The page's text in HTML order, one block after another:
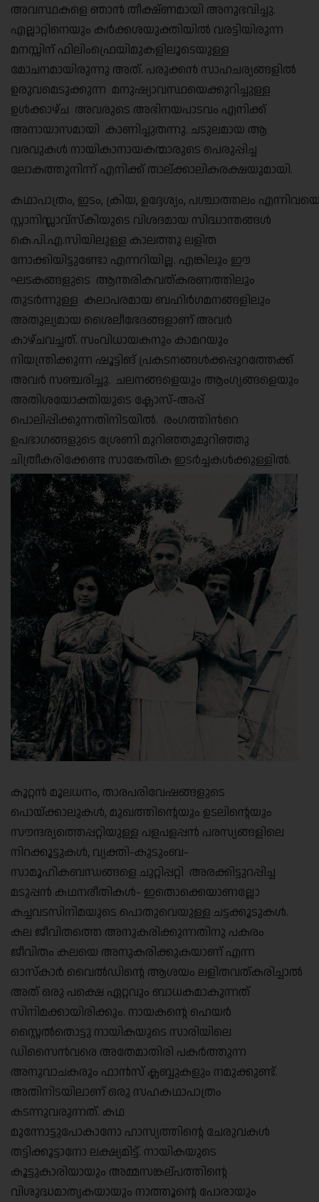
അവസ്ഥകളെ ഞാൻ തീക്ഷ്ണമായി അനുഭവിച്ചു.
എല്ലാറ്റിനെയും കർക്കശയുക്തിയിൽ വരട്ടിയിരുന്ന
മനസ്സിന് ഫിലിംഫ്രെയിമുകളിലൂടെയുള്ള
മോചനമായിരുന്നു അത്. പരുക്കൻ സാഹചര്യങ്ങളിൽ
ഉരുവമെടുക്കുന്ന മനുഷ്യാവസ്ഥയെക്കുറിച്ചുള്ള
ഉൾക്കാഴ്ച അവരുടെ അഭിനയപാടവം എനിക്ക്
അനായാസമായി കാണിച്ചുതന്നു. ചടുലമായ ആ
വരവുകൾ നായികാനായകന്മാരുടെ പെരുപ്പിച്ച
ലോകത്തുനിന്ന് എനിക്ക് താല്ക്കാലികരക്ഷയുമായി.
കഥാപാത്രം, ഇടം, ക്രിയ, ഉദ്ദേശ്യം, പശ്ചാത്തലം
സ്റ്റാനിസ്ലാവ്സ്കിയുടെ വിശദമായ സിദ്ധാന്തങ്ങൾ
കെ.പി.എ.സിയിലുള്ള കാലത്തു ലളിത
നോക്കിയിട്ടുണ്ടോ എന്നറിയില്ല. എങ്കിലും ഈ
ഘടകങ്ങളുടെ ആന്തരികവത്കരണത്തിലും
തുടർന്നുള്ള കലാപരമായ ബഹിർഗമനങ്ങളിലും
അതുല്യമായ ശൈലീഭേദങ്ങളാണ് അവർ
കാഴ്ചവച്ചത്. സംവിധായകനും കാമറയും
നിയന്ത്രിക്കുന്ന ഷൂട്ടിങ് പ്രകടനങ്ങൾക്കപ്പുറത്തേക്ക്
അവർ സഞ്ചരിച്ചു. ചലനങ്ങളെയും ആംഗ്യങ്ങളെയും
അതിശയോക്തിയുടെ ക്ലോസ്-അപ്പ്
പൊലിപ്പിക്കുന്നതിനിടയിൽ. രംഗത്തിന്‍റെ
ഉപഭാഗങ്ങളുടെ ശ്രേണി മുറിഞ്ഞുമുറിഞ്ഞു
ചിത്രീകരിക്കേണ്ട സാങ്കേതിക ഇടർച്ചകൾക്കുള്ളിൽ.
കൂറ്റൻ മൂലധനം, താരപരിവേഷങ്ങളുടെ
പൊയ്ക്കാലുകൾ, മുഖത്തിന്റെയും ഉടലിന്റെയും
സൗന്ദര്യത്തെപ്പറ്റിയുള്ള പളപളപ്പൻ പരസ്യങ്ങളിലെ
നിറക്കൂട്ടുകൾ, വ്യക്തി-കുടുംബ-
സാമൂഹികബന്ധങ്ങളെ ചുറ്റിപ്പറ്റി അരക്കിട്ടുറപ്പിച്ച
മടുപ്പൻ കഥനരീതികൾ- ഇതൊക്കെയാണല്ലോ
കച്ചവടസിനിമയുടെ പൊതുവെയുള്ള ചട്ടക്കൂടുകൾ.
കല ജീവിതത്തെ അനുകരിക്കുന്നതിനു പകരം
ജീവിതം കലയെ അനുകരിക്കുകയാണ് എന്ന
ഓസ്കാർ വൈൽഡിന്റെ ആശയം ലളിതവത്കരിച്ചാൽ
അത് ഒരു പക്ഷെ ഏറ്റവും ബാധകമാകുന്നത്
സിനിമക്കായിരിക്കും. നായകന്റെ ഹെയർ
സ്റ്റൈൽതൊട്ടു നായികയുടെ സാരിയിലെ
ഡിസൈൻവരെ അതേമാതിരി പകർത്തുന്ന
അനുവാചകരും ഫാൻസ്‌ ക്ലബ്ബുകളും നമുക്കുണ്ട്.
അതിനിടയിലാണ് ഒരു സഹകഥാപാത്രം
കടന്നുവരുന്നത്. കഥ
മുന്നോട്ടുപോകാനോ ഹാസ്യത്തിന്റെ ചേരുവകൾ
തട്ടിക്കൂട്ടാനോ ലക്ഷ്യമിട്ട്. നായികയുടെ
കൂട്ടുകാരിയായും അമ്മസങ്കല്പത്തിന്റെ
വിശുദ്ധമാതൃകയായും നാത്തൂന്റെ പോരായും